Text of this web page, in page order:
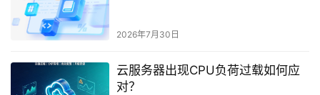
2026年7月30日
云服务器出现CPU负荷过载如何应
对？